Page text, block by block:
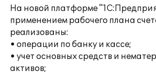
На новой платформе
применением рабочего плана
реализованы:
• операции по банку и кассе;
• учет основных средств и
активов;